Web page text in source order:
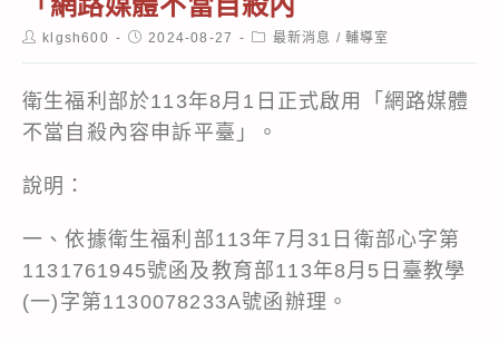
Postklgsh600
Post2024-08-27
Post最新消息 / 輔導室
衛生福利部於113年8月1日正式啟用「網路媒體
不當自殺內容申訴平臺」。
說明：
一、依據衛生福利部113年7月31日衛部心字第
1131761945號函及教育部113年8月5日臺教學
(一)字第1130078233A號函辦理。